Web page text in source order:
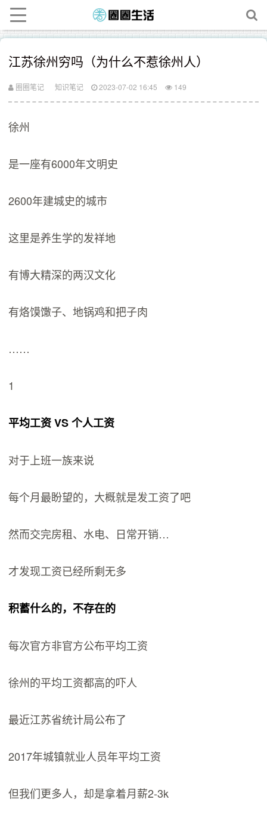
江苏徐州穷吗（为什么不惹徐州人）
圈圈笔记 知识笔记 2023-07-02 16:45 149
徐州
是一座有6000年文明史
2600年建城史的城市
这里是养生学的发祥地
有博大精深的两汉文化
有烙馍馓子、地锅鸡和把子肉
……
1
平均工资 VS 个人工资
对于上班一族来说
每个月最盼望的，大概就是发工资了吧
然而交完房租、水电、日常开销…
才发现工资已经所剩无多
积蓄什么的，不存在的
每次官方非官方公布平均工资
徐州的平均工资都高的吓人
最近江苏省统计局公布了
2017年城镇就业人员年平均工资
但我们更多人，却是拿着月薪2-3k